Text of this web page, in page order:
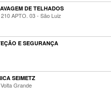
DE TELHADOS
APTO. 03 - São Luiz
E SEGURANÇA
SEIMETZ
Grande